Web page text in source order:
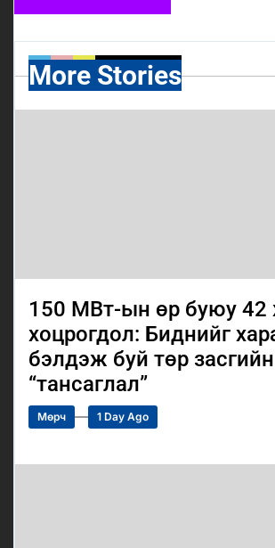
More Stories
150 МВт-ын өр буюу 42
хоцрогдол: Биднийг
бэлдэж буй төр засгийн
“тансаглал”
Мөрч 1 Day Ago